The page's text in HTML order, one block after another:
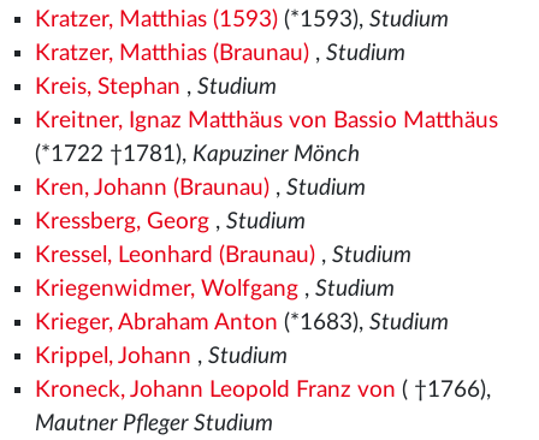
Kratzer, Matthias (1593)(*1593), Studium
Kratzer, Matthias (Braunau), Studium
Kreis, Stephan , Studium
Kreitner, Ignaz Matthäus von Bassio Matthäus
(*1722 †1781), Kapuziner Mönch
Kren, Johann (Braunau), Studium
Kressberg, Georg, Studium
Kressel, Leonhard (Braunau), Studium
Kriegenwidmer, Wolfgang, Studium
Krieger, Abraham Anton (*1683), Studium
Krippel, Johann , Studium
Kroneck, Johann Leopold Franz von ( †1766),
Mautner Pfleger Studium